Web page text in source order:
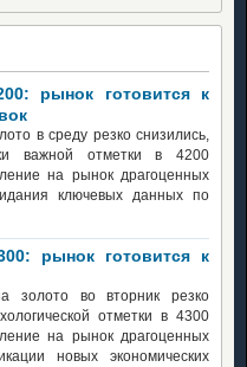
рынок готовится к
в среду резко снизились,
важной отметки в 4200
на рынок драгоценных
ключевых данных по
рынок готовится к
во вторник резко
отметки в 4300
на рынок драгоценных
новых экономических